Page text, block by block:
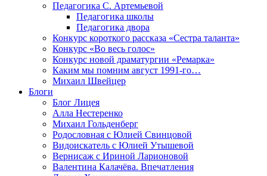
Педагогика С. Артемьевой
Педагогика школы
Педагогика двора
Конкурс короткого рассказа «Сестра таланта»
Конкурс «Во весь голос»
Конкурс новой драматургии «Ремарка»
Каким мы помним август 1991-го…
Михаил Швейцер
Блоги
Блог Лицея
Алла Нестеренко
Михаил Гольденберг
Родословная с Юлией Свинцовой
Видоискатель с Юлией Утышевой
Вернисаж с Ириной Ларионовой
Валентина Калачёва. Впечатления